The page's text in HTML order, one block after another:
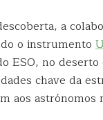
a
o instrumento
ESO, no
chave da
aos astrónomos